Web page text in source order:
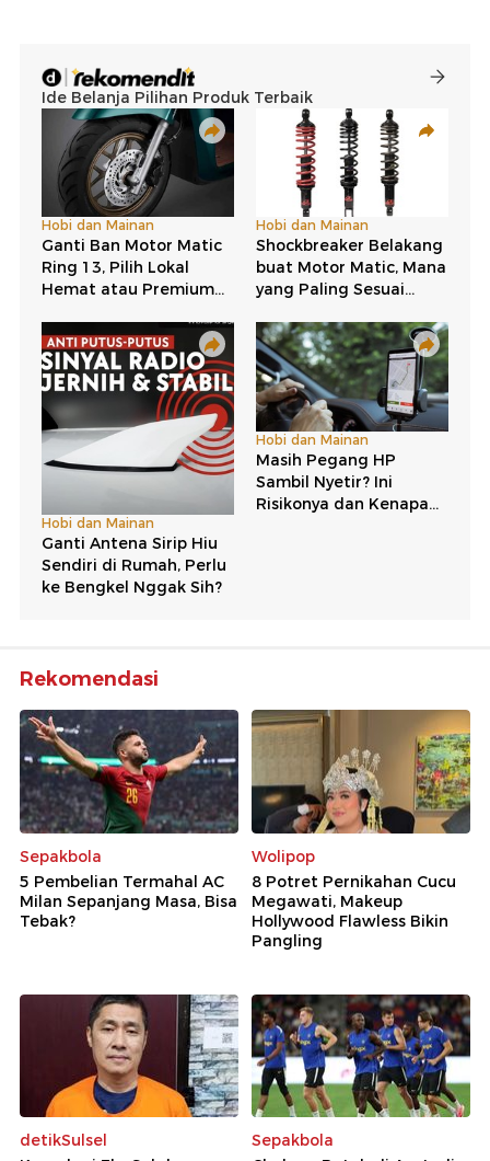
Rekomendasi
Sepakbola
5 Pembelian Termahal AC
Milan Sepanjang Masa, Bisa
Tebak?
Wolipop
8 Potret Pernikahan Cucu
Megawati, Makeup
Hollywood Flawless Bikin
Pangling
detikSulsel
Sepakbola